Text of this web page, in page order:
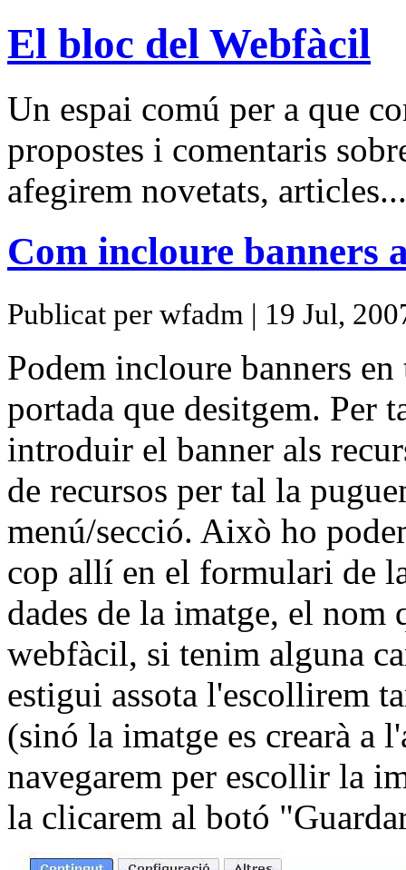
El bloc del Webfàcil
Un espai comú per a que
propostes i comentaris
afegirem novetats,
Com incloure banners
Publicat per wfadm | 19 Jul,
Podem incloure banners
portada que desitgem. Per
introduir el banner als
de recursos per tal la
menú/secció. Això ho
cop allí en el formulari de
dades de la imatge, el
webfàcil, si tenim alguna
estigui assota l'escollirem
(sinó la imatge es crearà a
navegarem per escollir la
la clicarem al botó